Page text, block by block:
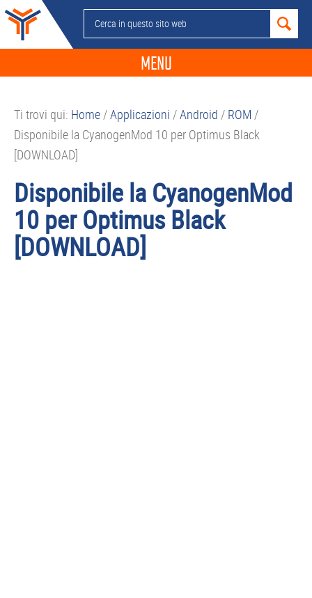
Passa
alla
navigazione
Passa
contenuto
Passa
alla
barra
Passa
piè
Cerca
in
sito
MENU
GUIDE ACQUISTO
TABLET
APP
Ti trovi qui: Home/Applicazioni /Android / ROM /
Disponibile la CyanogenMod 10 per Optimus Black
[DOWNLOAD]
Disponibile la CyanogenMod
10 per Optimus Black
[DOWNLOAD]